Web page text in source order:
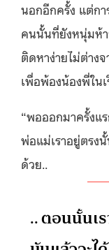
นอกอีกครั้ง แต่ก
คนนั้นที่ยังหนุ่มห้
ติดหาง่ายไม่ต่าง
เพื่อพ้องน้องพี่ใน
“พอออกมาครั้งแ
พ่อแม่เราอยู่ตรง
ด้วย..
.. ตอนนั้นเ